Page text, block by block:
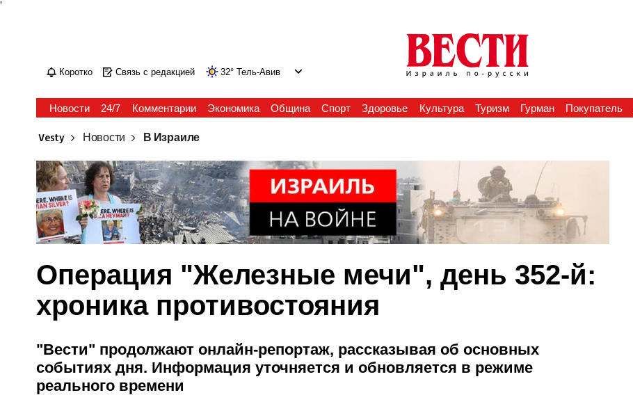
'
Коротко Связь с редакцией 32° Тель-Авив
Новости 24/7 Комментарии Экономика Община Спорт Здоровье Культура Туризм Гурман Покупатель
Vesty Новости В Израиле
Операция "Железные мечи", день 352-й:
хроника противостояния
"Вести" продолжают онлайн-репортаж, рассказывая об основных
событиях дня. Информация уточняется и обновляется в режиме
реального времени